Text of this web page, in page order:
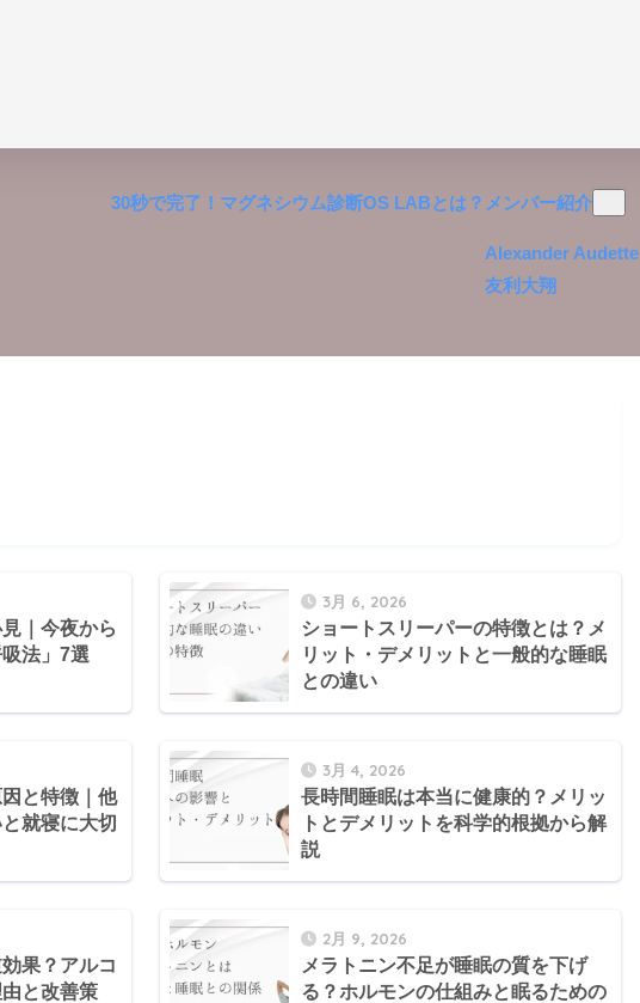
30秒で完了！マグネシウム診断OS LABとは？ メンバー紹介
Alexander Audette
友利大翔
｜今夜から
法」7選
3月 6, 2026
ショートスリーパーの特徴とは？メ
リット・デメリットと一般的な睡眠
との違い
と特徴｜他
就寝に大切
3月 4, 2026
長時間睡眠は本当に健康的？メリッ
トとデメリットを科学的根拠から解
説
果？アルコ
と改善策
2月 9, 2026
メラトニン不足が睡眠の質を下げ
る？ホルモンの仕組みと眠るための